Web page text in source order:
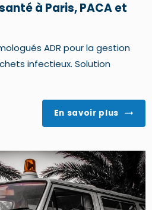
à Paris, PACA et
ADR pour la gestion
infectieux. Solution
En savoir plus